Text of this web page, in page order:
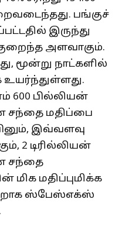
பங்குச்
இருந்து
அளவாகும்.
மூன்று நாட்களில்
உயர்ந்துள்ளது.
600 பில்லியன்
சந்தை மதிப்பை
இவ்வளவு
2 டிரில்லியன்
சந்தை
மதிப்புமிக்க
ஸ்பேஸ்எக்ஸ்